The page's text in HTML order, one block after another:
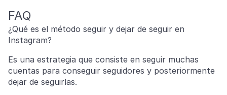
FAQ
¿Qué es el método seguir y dejar de seguir en
Instagram?
Es una estrategia que consiste en seguir muchas
cuentas para conseguir seguidores y posteriormente
dejar de seguirlas.